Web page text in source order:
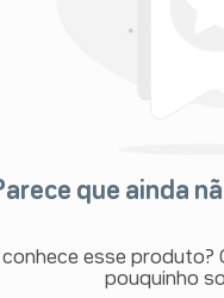
que ainda
esse produto?
pouquinho